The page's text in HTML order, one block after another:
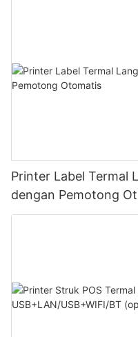
Printer Label Termal
dengan Pemotong